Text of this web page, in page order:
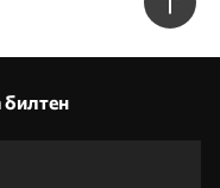
билтен